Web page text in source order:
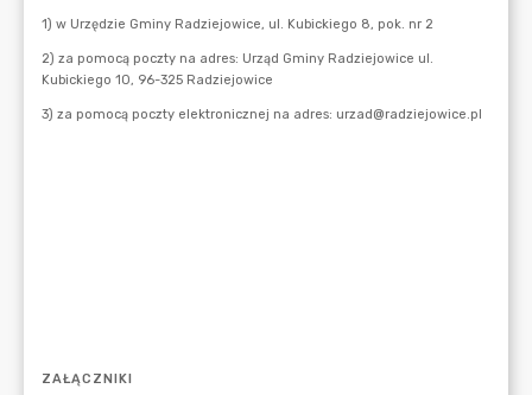
ZAŁĄCZNIKI